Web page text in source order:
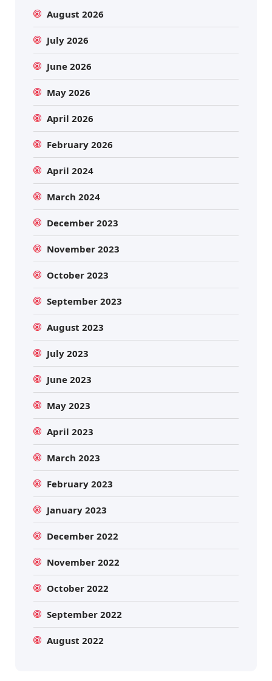
August 2026
July 2026
June 2026
May 2026
April 2026
February 2026
April 2024
March 2024
December 2023
November 2023
October 2023
September 2023
August 2023
July 2023
June 2023
May 2023
April 2023
March 2023
February 2023
January 2023
December 2022
November 2022
October 2022
September 2022
August 2022